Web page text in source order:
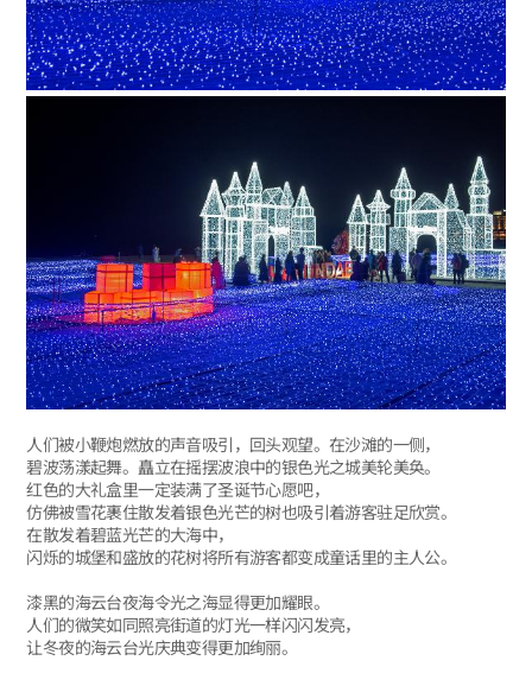
人们被小鞭炮燃放的声音吸引，回头观望。在沙滩的一侧，
碧波荡漾起舞。矗立在摇摆波浪中的银色光之城美轮美奂。
红色的大礼盒里一定装满了圣诞节心愿吧，
仿佛被雪花裹住散发着银色光芒的树也吸引着游客驻足欣赏。
在散发着碧蓝光芒的大海中，
闪烁的城堡和盛放的花树将所有游客都变成童话里的主人公。
漆黑的海云台夜海令光之海显得更加耀眼。
人们的微笑如同照亮街道的灯光一样闪闪发亮，
让冬夜的海云台光庆典变得更加绚丽。